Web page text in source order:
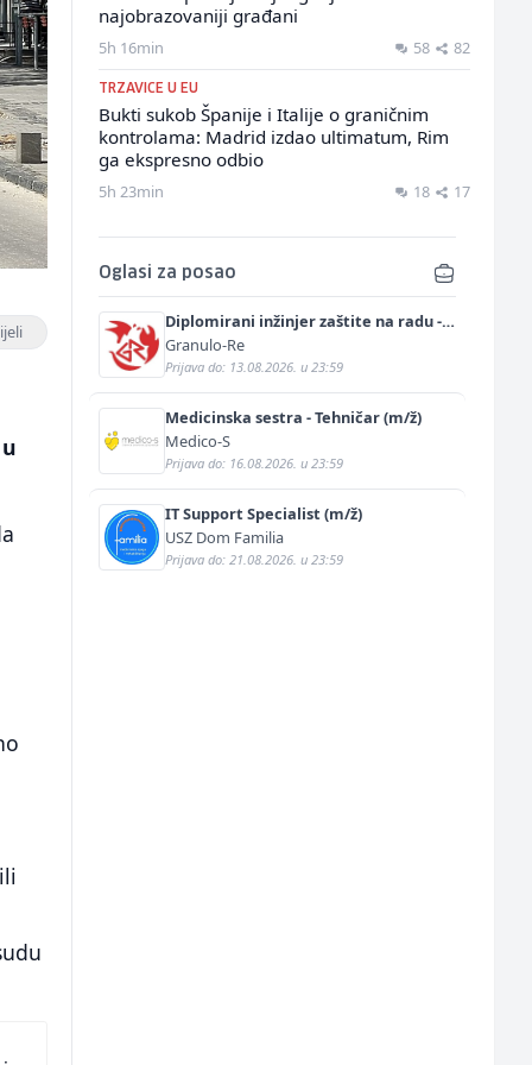
najobrazovaniji građani
5h 16min 58 82
TRZAVICE U EU
Bukti sukob Španije i Italije o graničnim
kontrolama: Madrid izdao ultimatum, Rim
ga ekspresno odbio
5h 23min 18 17
Oglasi za posao
Diplomirani inžinjer zaštite na radu -
Bachelor inžinjer sigurnosti i pomoći
(m/ž)
Granulo-Re
Prijava do: 13.08.2026. u 23:59
Medicinska sestra - Tehničar (m/ž)
Medico-S
Prijava do: 16.08.2026. u 23:59
IT Support Specialist (m/ž)
USZ Dom Familia
Prijava do: 21.08.2026. u 23:59